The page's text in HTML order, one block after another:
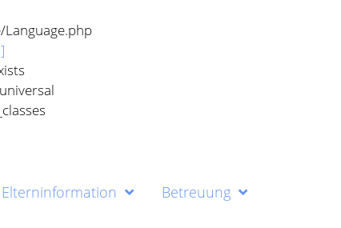
Elterninformation